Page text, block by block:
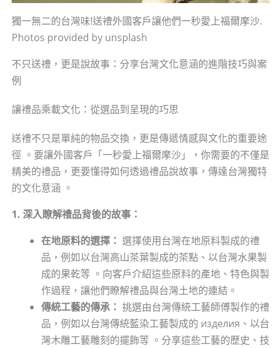
獨一無二的台灣味!送禮外國客戶讓他們一秒愛上福爾摩沙.
Photos provided by unsplash
不只送禮，更是說故事：分享台灣文化意涵的進階技巧與案
例
讓禮品乘載文化：從選品到呈現的巧思
送禮不只是單純的物品交換，更是傳遞情感與文化的重要途
徑 。要讓外國客戶「一秒愛上福爾摩沙」，你需要的不僅是
精美的禮品，更要懂得如何透過禮品說故事，傳達台灣獨特
的文化意涵 。
1. 深入瞭解禮品背後的故事：
在地原料的選擇： 選擇使用台灣在地原料製成的禮
品，例如以台灣高山茶葉製成的茶點、以台灣水果製
成的果乾等 。向客戶介紹這些原料的產地、特色與製
作過程，讓他們瞭解禮品與台灣土地的連結。
傳統工藝的傳承： 挑選由台灣傳統工藝師傅製作的禮
品，例如以台灣傳統藍染工藝製成的 изделия、以台
灣木雕工藝雕刻的擺飾等 。分享這些工藝的歷史、技